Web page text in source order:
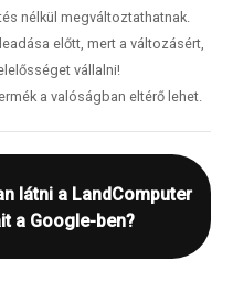
nélkül megváltoztathatnak.
előtt, mert a változásért,
vállalni!
a valóságban eltérő lehet.
látni a LandComputer
a Google-ben?